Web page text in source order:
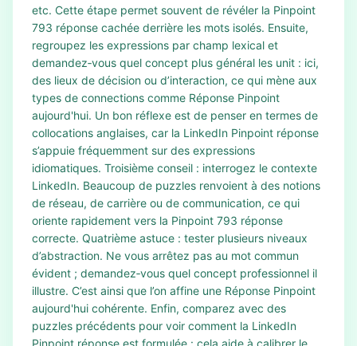
etc. Cette étape permet souvent de révéler la Pinpoint
793 réponse cachée derrière les mots isolés. Ensuite,
regroupez les expressions par champ lexical et
demandez‑vous quel concept plus général les unit : ici,
des lieux de décision ou d’interaction, ce qui mène aux
types de connections comme Réponse Pinpoint
aujourd'hui. Un bon réflexe est de penser en termes de
collocations anglaises, car la LinkedIn Pinpoint réponse
s’appuie fréquemment sur des expressions
idiomatiques. Troisième conseil : interrogez le contexte
LinkedIn. Beaucoup de puzzles renvoient à des notions
de réseau, de carrière ou de communication, ce qui
oriente rapidement vers la Pinpoint 793 réponse
correcte. Quatrième astuce : tester plusieurs niveaux
d’abstraction. Ne vous arrêtez pas au mot commun
évident ; demandez‑vous quel concept professionnel il
illustre. C’est ainsi que l’on affine une Réponse Pinpoint
aujourd'hui cohérente. Enfin, comparez avec des
puzzles précédents pour voir comment la LinkedIn
Pinpoint réponse est formulée : cela aide à calibrer le